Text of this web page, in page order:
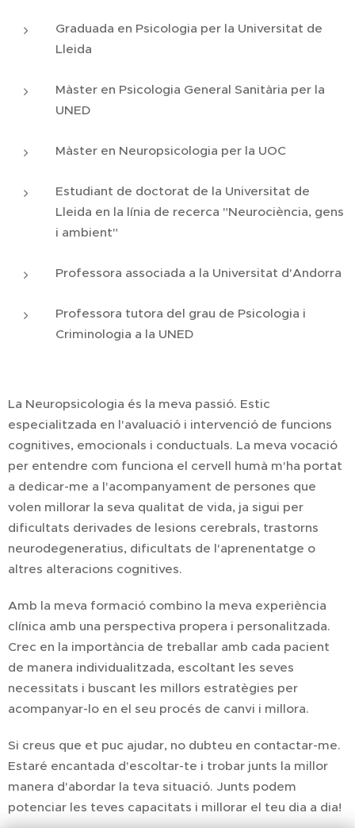
Graduada en Psicologia per la Universitat de
Lleida
Màster en Psicologia General Sanitària per la
UNED
Màster en Neuropsicologia per la UOC
Estudiant de doctorat de la Universitat de
Lleida en la línia de recerca "Neurociència, gens
i ambient"
Professora associada a la Universitat d'Andorra
Professora tutora del grau de Psicologia i
Criminologia a la UNED
La Neuropsicologia és la meva passió. Estic
especialitzada en l'avaluació i intervenció de funcions
cognitives, emocionals i conductuals. La meva vocació
per entendre com funciona el cervell humà m'ha portat
a dedicar-me a l'acompanyament de persones que
volen millorar la seva qualitat de vida, ja sigui per
dificultats derivades de lesions cerebrals, trastorns
neurodegeneratius, dificultats de l'aprenentatge o
altres alteracions cognitives.
Amb la meva formació combino la meva experiència
clínica amb una perspectiva propera i personalitzada.
Crec en la importància de treballar amb cada pacient
de manera individualitzada, escoltant les seves
necessitats i buscant les millors estratègies per
acompanyar-lo en el seu procés de canvi i millora.
Si creus que et puc ajudar, no dubteu en contactar-me.
Estaré encantada d'escoltar-te i trobar junts la millor
manera d'abordar la teva situació. Junts podem
potenciar les teves capacitats i millorar el teu dia a dia!